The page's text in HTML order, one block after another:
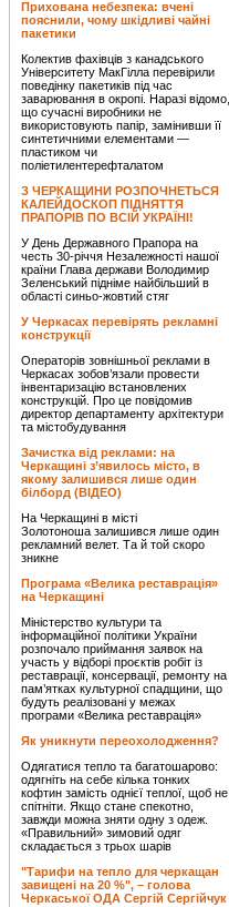
Прихована небезпека: вчені
пояснили, чому шкідливі чайні
пакетики
Колектив фахівців з канадського
Університету МакГілла перевірили
поведінку пакетиків під час
заварювання в окропі. Наразі відомо,
що сучасні виробники не
використовують папір, замінивши її
синтетичними елементами —
пластиком чи
поліетилентерефталатом
З ЧЕРКАЩИНИ РОЗПОЧНЕТЬСЯ
КАЛЕЙДОСКОП ПІДНЯТТЯ
ПРАПОРІВ ПО ВСІЙ УКРАЇНІ!
У День Державного Прапора на
честь 30-річчя Незалежності нашої
країни Глава держави Володимир
Зеленський підніме найбільший в
області синьо-жовтий стяг
У Черкасах перевірять рекламні
конструкції
Операторів зовнішньої реклами в
Черкасах зобов’язали провести
інвентаризацію встановлених
конструкцій. Про це повідомив
директор департаменту архітектури
та містобудування
Зачистка від реклами: на
Черкащині з’явилось місто, в
якому залишився лише один
білборд (ВІДЕО)
На Черкащині в місті
Золотоноша залишився лише один
рекламний велет. Та й той скоро
зникне
Програма «Велика реставрація»
на Черкащині
Міністерство культури та
інформаційної політики України
розпочало приймання заявок на
участь у відборі проєктів робіт із
реставрації, консервації, ремонту на
пам’ятках культурної спадщини, що
будуть реалізовані у межах
програми «Велика реставрація»
Як уникнути переохолодження?
Одягатися тепло та багатошарово:
одягніть на себе кілька тонких
кофтин замість однієї теплої, щоб не
спітніти. Якщо стане спекотно,
завжди можна зняти одну з одеж.
«Правильний» зимовий одяг
складається з трьох шарів
"Тарифи на тепло для черкащан
завищені на 20 %", – голова
Черкаської ОДА Сергій Сергійчук